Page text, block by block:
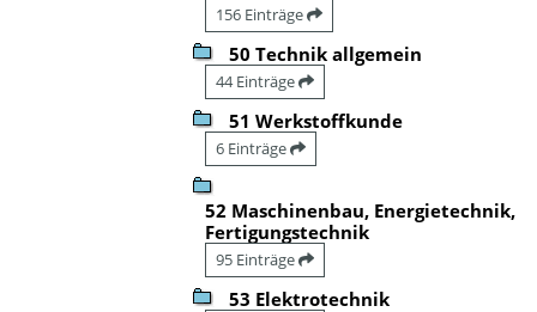
156 Einträge
50 Technik allgemein
44 Einträge
51 Werkstoffkunde
6 Einträge
52 Maschinenbau, Energietechnik,
Fertigungstechnik
95 Einträge
53 Elektrotechnik